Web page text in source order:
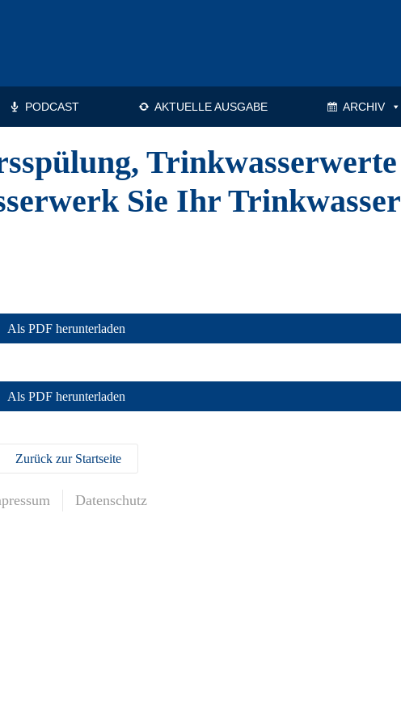
PODCAST AKTUELLE AUSGABE ARCHIV
Trinkwasserwerte
Sie Ihr Trinkwasser
Als PDF herunterladen
Als PDF herunterladen
Zurück zur Startseite
Datenschutz